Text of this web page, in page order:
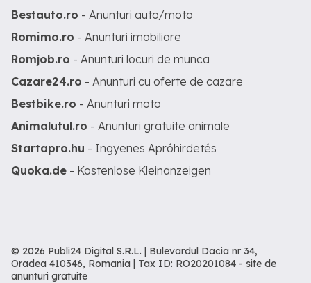
Bestauto.ro - Anunturi auto/moto
Romimo.ro - Anunturi imobiliare
Romjob.ro - Anunturi locuri de munca
Cazare24.ro - Anunturi cu oferte de cazare
Bestbike.ro - Anunturi moto
Animalutul.ro - Anunturi gratuite animale
Startapro.hu - Ingyenes Apróhirdetés
Quoka.de - Kostenlose Kleinanzeigen
© 2026 Publi24 Digital S.R.L. | Bulevardul Dacia nr 34,
Oradea 410346, Romania | Tax ID: RO20201084 - site de
anunturi gratuite